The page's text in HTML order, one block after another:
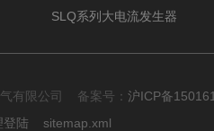
SLQ系列大电流发生器
有限公司 备案号： 沪ICP备
登陆 sitemap.xml